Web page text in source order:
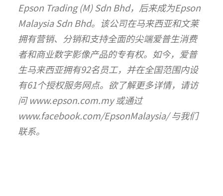
Epson Trading (M) Sdn Bhd，后来成为Epson
Malaysia Sdn Bhd。该公司在马来西亚和文莱
拥有营销、分销和支持全面的尖端爱普生消费
者和商业数字影像产品的专有权。如今，爱普
生马来西亚拥有92名员工，并在全国范围内设
有61个授权服务网点。欲了解更多详情，请访
问 www.epson.com.my 或通过
www.facebook.com/EpsonMalaysia/ 与我们
联系。